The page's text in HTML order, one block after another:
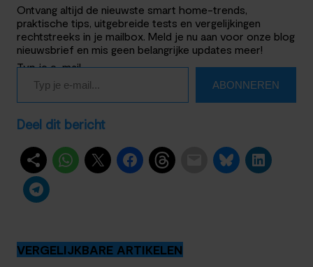
Ontvang altijd de nieuwste smart home-trends,
praktische tips, uitgebreide tests en vergelijkingen
rechtstreeks in je mailbox. Meld je nu aan voor onze blog
nieuwsbrief en mis geen belangrijke updates meer!
Typ je e-mail…
ABONNEREN
Deel dit bericht
VERGELIJKBARE ARTIKELEN